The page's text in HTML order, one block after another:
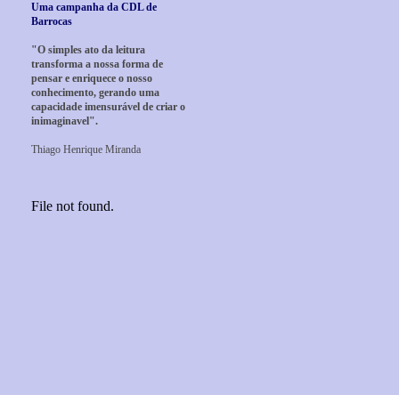
Uma campanha da CDL de
Barrocas
"O simples ato da leitura
transforma a nossa forma de
pensar e enriquece o nosso
conhecimento, gerando uma
capacidade imensurável de criar o
inimaginavel".
Thiago Henrique Miranda